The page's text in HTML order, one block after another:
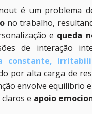
é um problema
no trabalho,
e queda
de interação
constante,
por alta carga de
envolve equilíbrio
e apoio